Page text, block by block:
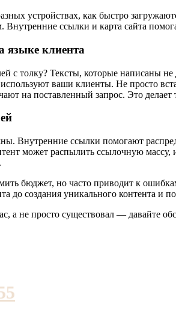
устройствах, как быстро
Внутренние ссылки и карта сайта
языке клиента
с толку? Тексты, которые написаны
ваши клиенты. Не просто
на поставленный запрос. Это
Внутренние ссылки помогают
может распылить ссылочную массу,
бюджет, но часто приводит к
до создания уникального контента
а не просто существовал — давайте